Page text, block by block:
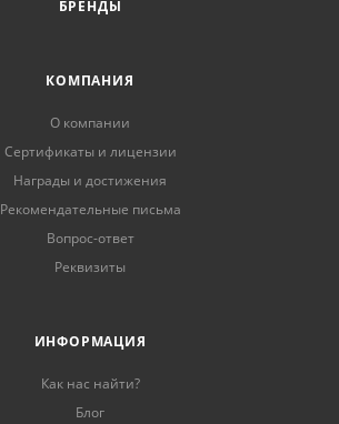
БРЕНДЫ
КОМПАНИЯ
О компании
Сертификаты и лицензии
Награды и достижения
Рекомендательные письма
Вопрос-ответ
Реквизиты
ИНФОРМАЦИЯ
Как нас найти?
Блог